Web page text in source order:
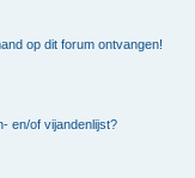
op dit forum ontvangen!
en/of vijandenlijst?